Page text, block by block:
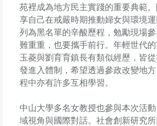
苑裡成為地方民主實踐的重要典範
享自己在戒嚴時期推動婦女與環境
列為黑名單的辛酸歷程，勉勵現場
難重重，也要攜手前行。年輕世代
玉菱與劉育育鎮長有類似經歷，皆
發進入體制，希望透過參政改變地
程中亦有許多互相學習。
中山大學多名女教授也參與本次活
域視角與國際對話。社會創新研究